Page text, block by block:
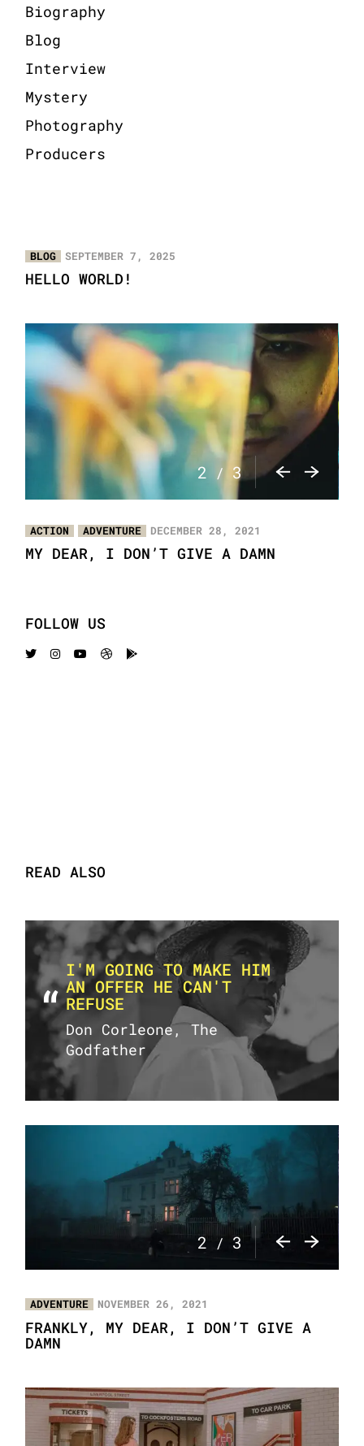
Biography
Blog
Interview
Mystery
Photography
Producers
BLOG SEPTEMBER 7, 2025
HELLO WORLD!
3 / 3
ACTION ADVENTURE DECEMBER 28, 2021
MY DEAR, I DON’T GIVE A DAMN
FOLLOW US
READ ALSO
I'M GOING TO MAKE HIM
AN OFFER HE CAN'T
REFUSE
Don Corleone, The
Godfather
3 / 3
ADVENTURE NOVEMBER 26, 2021
FRANKLY, MY DEAR, I DON’T GIVE A
DAMN